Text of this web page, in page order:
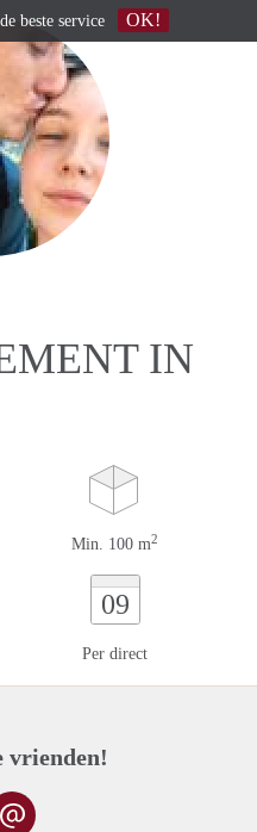
IN
Min. 100 m2
09
Per direct
vrienden!
beste service OK!